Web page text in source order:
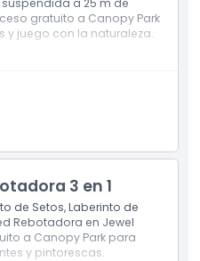
gratuito a Canopy Park
juego con la naturaleza.
Celestes Manulife a
Park
3 en 1
de Setos, Laberinto de
Rebotadora en Jewel
a Canopy Park para
y pintorescas.